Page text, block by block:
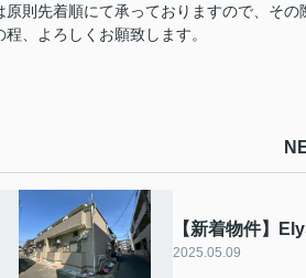
則先着順にて承っておりますので、その
、よろしくお願致します。
【新着物件】
2025.05.09